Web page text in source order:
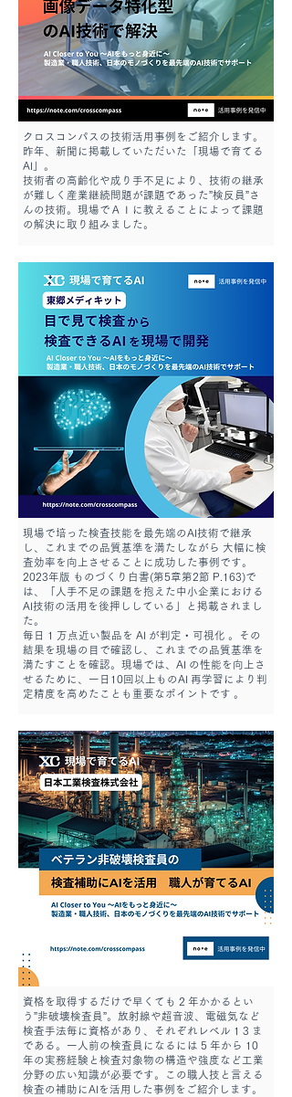
クロスコンパスの技術活用事例をご紹介します。
昨年、新聞に掲載していただいた「現場で育てる
AI」。
技術者の高齢化や成り手不足により、技術の継承
が難しく産業継続問題が課題であった”検反員”さ
んの技術。現場でＡＩに教えることによって課題
の解決に取り組みました。
現場で培った検査技能を最先端のAI技術で継承
し、これまでの品質基準を満たしながら 大幅に検
査効率を向上させることに成功した事例です。
2023年版 ものづくり白書(第5章第2節 P.163)で
は、「人手不足の課題を抱えた中小企業における
AI技術の活用を後押ししている」と掲載されまし
た。
毎日 1 万点近い製品を AI が判定・可視化 。その
結果を現場の目で確認し、これまでの品質基準を
満たすことを確認。現場では、AI の性能を向上さ
せるために、一日10回以上ものAI 再学習により判
定精度を高めたことも重要なポイントです 。
資格を取得するだけで早くても 2 年かかるとい
う”非破壊検査員”。放射線や超音波、電磁気など
検査手法毎に資格があり、それぞれレベル 1 3 ま
である。一人前の検査員になるには 5 年から 10
年の実務経験と検査対象物の構造や強度など工業
分野の広い知識が必要です。この職人技と言える
検査の補助にAIを活用した事例をご紹介します。